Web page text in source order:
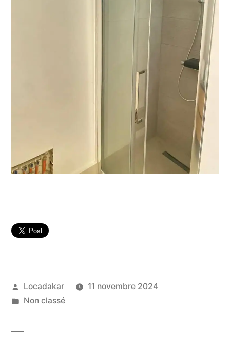
Publié
par
Locadakar
11 novembre 2024
Publié
Non classé